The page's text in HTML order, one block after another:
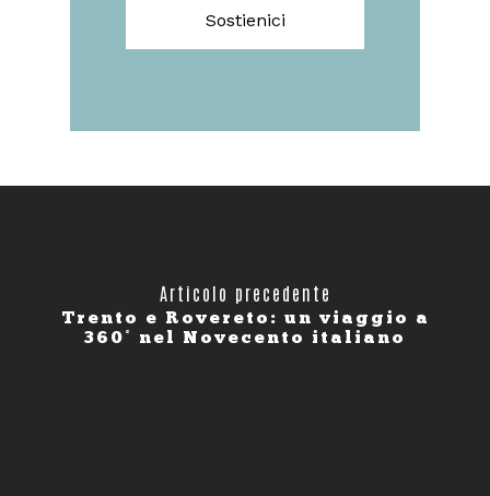
Sostienici
Articolo precedente
Trento e Rovereto: un viaggio a
360° nel Novecento italiano